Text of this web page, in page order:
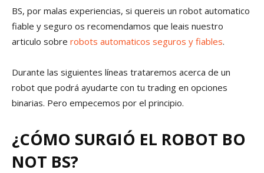
BS, por malas experiencias, si quereis un robot automatico
fiable y seguro os recomendamos que leais nuestro
articulo sobre robots automaticos seguros y fiables.
Durante las siguientes líneas trataremos acerca de un
robot que podrá ayudarte con tu trading en opciones
binarias. Pero empecemos por el principio.
¿CÓMO SURGIÓ EL ROBOT BO
NOT BS?